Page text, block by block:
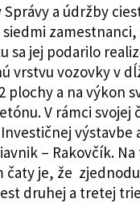
a údržby
sa jej podarilo
vrstvu vozovky v
plochy a na výkon
V rámci
výstavbe
– Rakovčík.
čaty je, že
druhej a tretej